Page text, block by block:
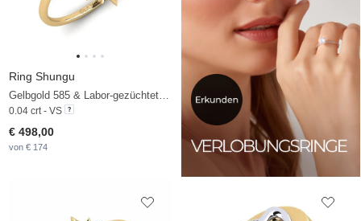
Ring Shungu
Gelbgold 585 & Labor-gezüchteter Diamant
0.04 crt - VS
€ 498,00
von € 174